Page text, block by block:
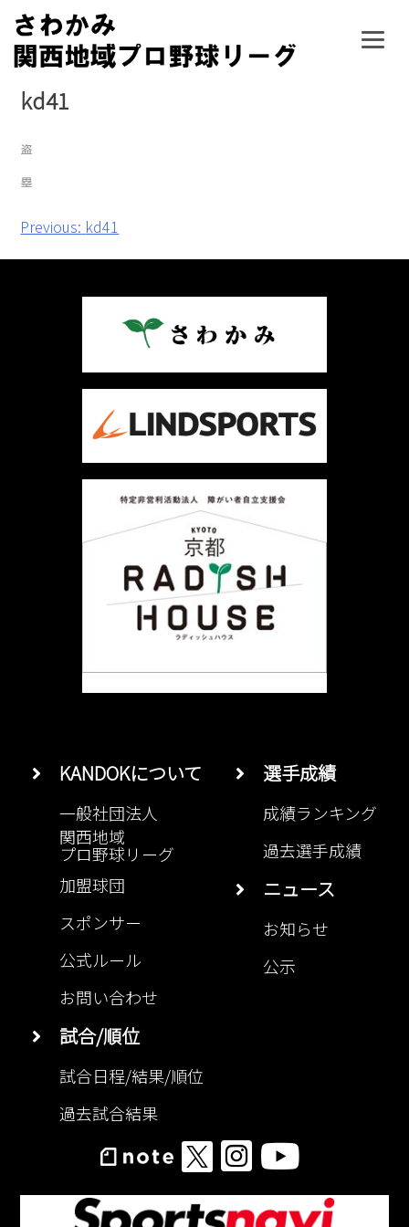
Skip
content
kd41
投
稿
Previous: kd41
KANDOKについて
一般社団法人
関西地域
プロ野球リーグ
加盟球団
スポンサー
公式ルール
お問い合わせ
試合/順位
試合日程/結果/順位
過去試合結果
選手成績
成績ランキング
過去選手成績
ニュース
お知らせ
公示